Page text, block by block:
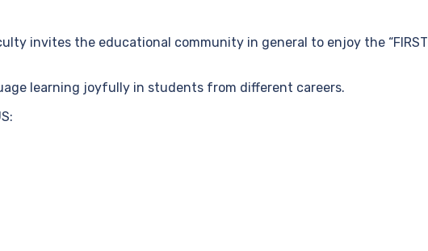
invites the educational community in general to enjoy the “FIRST
learning joyfully in students from different careers.